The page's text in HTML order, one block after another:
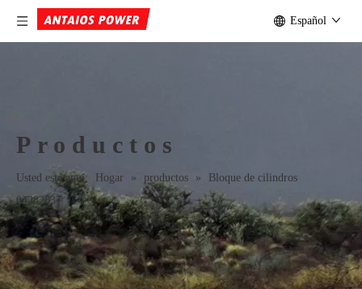
Español
Productos
Usted está aquí: Hogar » productos »
Bloque de cilindros
04282837